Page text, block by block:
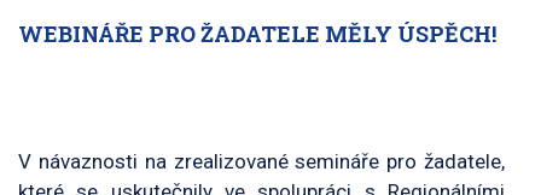
WEBINÁŘE PRO ŽADATELE MĚLY ÚSPĚCH!
V návaznosti na zrealizované semináře pro žadatele,